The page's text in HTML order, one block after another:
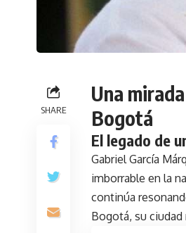
SHARE
Una
Bogotá
El legado de
Gabriel García
imborrable en la
continúa
Bogotá, su ciudad